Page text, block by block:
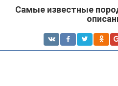
Самые известные